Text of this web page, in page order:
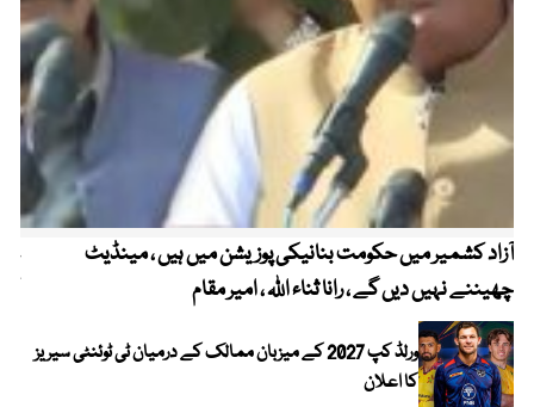
آزاد کشمیر میں حکومت بنانیکی پوزیشن میں ہیں ، مینڈیٹ
چھیننے نہیں دیں گے ، رانا ثناء اللہ ، امیر مقام
ورلڈ کپ 2027 کے میزبان ممالک کے درمیان ٹی ٹوئنٹی سیریز
کا اعلان